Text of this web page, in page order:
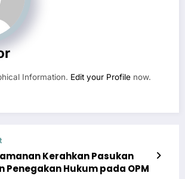
Information. Edit your Profile now.
Kerahkan Pasukan
Penegakan Hukum pada OPM